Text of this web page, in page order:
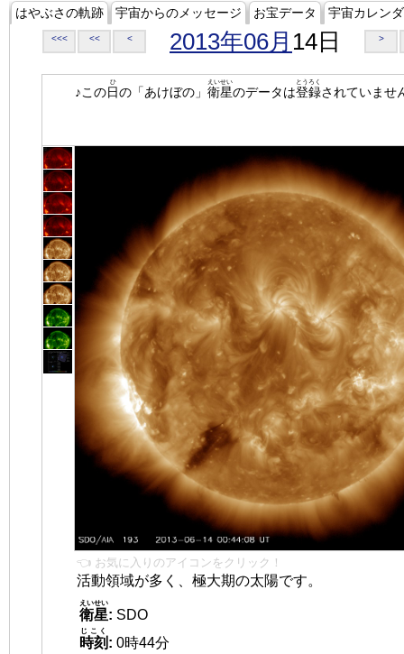
はやぶさの軌跡 宇宙からのメッセージ お宝データ 宇宙カレン
<<< << < 2013年06月 14日 >
♪この日
ひ
の「あけぼの」 衛星
えいせい
のデータは登録
とうろく
されていませ
👈 お気に入りのアイコンをクリック！
活動領域が多く、極大期の太陽です。
衛星
えいせい
: SDO
時刻
じこく
: 0時44分